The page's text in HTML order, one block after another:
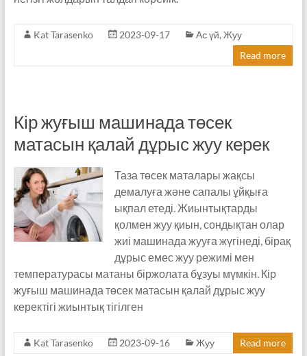
Kat Tarasenko 2023-09-17 Ас үй, Жуу
Read more
Кір жуғыш машинада төсек
матасын қалай дұрыс жуу керек
Таза төсек маталары жақсы
демалуға және сапалы ұйқыға
ықпал етеді. Жиынтықтарды
қолмен жуу қиын, сондықтан олар
жиі машинада жууға жүгінеді, бірақ
дұрыс емес жуу режимі мен
температурасы матаны біржолата бұзуы мүмкін. Кір
жуғыш машинада төсек матасын қалай дұрыс жуу
керектігі жиынтық тігілген
Kat Tarasenko 2023-09-16 Жуу Read more